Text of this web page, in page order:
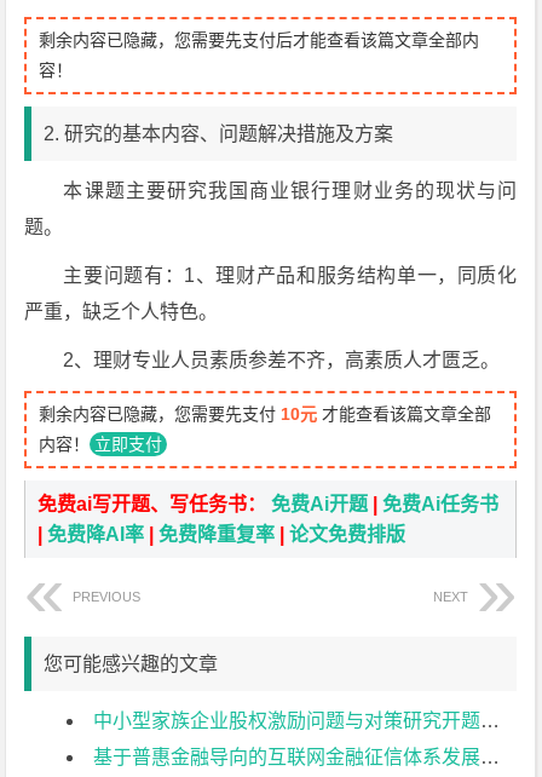
剩余内容已隐藏，您需要先支付后才能查看该篇文章全部内
容！
2. 研究的基本内容、问题解决措施及方案
本课题主要研究我国商业银行理财业务的现状与问
题。
主要问题有：1、理财产品和服务结构单一，同质化
严重，缺乏个人特色。
2、理财专业人员素质参差不齐，高素质人才匮乏。
剩余内容已隐藏，您需要先支付 10元 才能查看该篇文章全部
内容！ 立即支付
免费ai写开题、写任务书：免费Ai开题 |免费Ai任务书
|免费降AI率 |免费降重复率 |论文免费排版
PREVIOUS NEXT
您可能感兴趣的文章
中小型家族企业股权激励问题与对策研究开题报告
基于普惠金融导向的互联网金融征信体系发展研究开题报告